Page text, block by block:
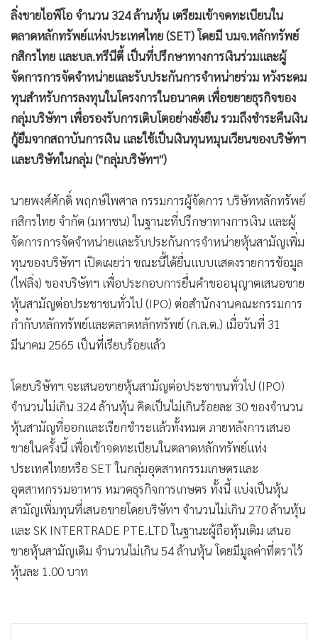
• เกม
• วิทยาศาสตร์
• SMEs
• หุ้น
• อินโดจีน
• กองทุนรวม
• Celeb Online
News1
• Gotomanager
ลิ่งขายไอพีโอ จำนวน 324 ล้านหุ้น เตรียมเข้าจดทะเบียนใน
ตลาดหลักทรัพย์แห่งประเทศไทย (SET) โดยมี บมจ.หลักทรัพย์
กสิกรไทย และบล.ทรีนีตี้ เป็นที่ปรึกษาทางการเงินร่วมและผู้
จัดการการจัดจำหน่ายและรับประกันการจำหน่ายร่วม หวังระดม
ทุนสำหรับการลงทุนในโครงการในอนาคต เพื่อขยายธุรกิจของ
กลุ่มบริษัทฯ เพื่อรองรับการเติบโตอย่างยั่งยืน รวมถึงชำระคืนเงิน
กู้ยืมจากสถาบันการเงิน และใช้เป็นเงินทุนหมุนเวียนของบริษัทฯ
และบริษัทในกลุ่ม ("กลุ่มบริษัทฯ")
นายพงศ์ศักดิ์ พฤกษ์ไพศาล กรรมการผู้จัดการ บริษัทหลักทรัพย์
กสิกรไทย จำกัด (มหาชน) ในฐานะที่ปรึกษาทางการเงิน และผู้
จัดการการจัดจำหน่ายและรับประกันการจำหน่ายหุ้นสามัญเพิ่ม
ทุนของบริษัทฯ เปิดเผยว่า ขณะนี้ได้ยื่นแบบแสดงรายการข้อมูล
(ไฟลิ่ง) ของบริษัทฯ เพื่อประกอบการยื่นคำขออนุญาตเสนอขาย
หุ้นสามัญต่อประชาชนทั่วไป (IPO) ต่อสำนักงานคณะกรรมการ
กำกับหลักทรัพย์และตลาดหลักทรัพย์ (ก.ล.ต.) เมื่อวันที่ 31
มีนาคม 2565 เป็นที่เรียบร้อยแล้ว
โดยบริษัทฯ จะเสนอขายหุ้นสามัญต่อประชาชนทั่วไป (IPO)
จำนวนไม่เกิน 324 ล้านหุ้น คิดเป็นไม่เกินร้อยละ 30 ของจำนวน
หุ้นสามัญที่ออกและเรียกชำระแล้วทั้งหมด ภายหลังการเสนอ
ขายในครั้งนี้ เพื่อเข้าจดทะเบียนในตลาดหลักทรัพย์แห่ง
ประเทศไทยหรือ SET ในกลุ่มอุตสาหกรรมเกษตรและ
อุตสาหกรรมอาหาร หมวดธุรกิจการเกษตร ทั้งนี้ แบ่งเป็นหุ้น
สามัญเพิ่มทุนที่เสนอขายโดยบริษัทฯ จำนวนไม่เกิน 270 ล้านหุ้น
และ SK INTERTRADE PTE.LTD ในฐานะผู้ถือหุ้นเดิม เสนอ
ขายหุ้นสามัญเดิม จำนวนไม่เกิน 54 ล้านหุ้น โดยมีมูลค่าที่ตราไว้
หุ้นละ 1.00 บาท